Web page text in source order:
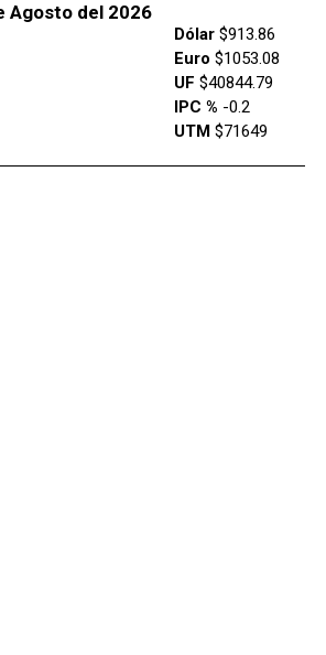
Agosto del 2026
Dólar$913.86
Euro $1053.08
UF $40844.79
IPC % -0.2
UTM $71649